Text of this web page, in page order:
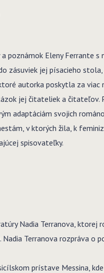
poznámok Eleny Ferrante s
zásuviek jej písacieho
autorka poskytla za viac
jej čitateliek a
adaptáciám svojich
v ktorých žila, k
spisovateľky.
Nadia Terranova, ktorej
Nadia Terranova rozpráva
prístave Messina,